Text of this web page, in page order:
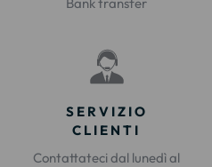
SERVIZIO
CLIENTI
Contattateci dal lunedì al